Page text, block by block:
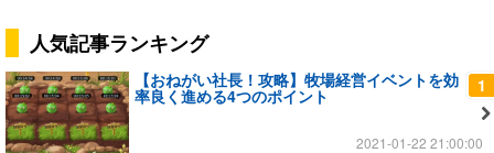
人気記事ランキング
1
【おねがい社長！攻略】牧場経営イベントを効
率良く進める4つのポイント
2021-01-22 21:00:00